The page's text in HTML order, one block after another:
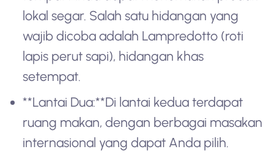
lokal segar. Salah satu hidangan yang
wajib dicoba adalah Lampredotto (roti
lapis perut sapi), hidangan khas
setempat.
**Lantai Dua:**Di lantai kedua terdapat
ruang makan, dengan berbagai masakan
internasional yang dapat Anda pilih.